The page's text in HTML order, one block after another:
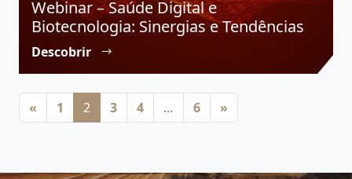
Webinar – Saúde Digital e
Biotecnologia: Sinergias e Tendências
Descobrir
Posts navigation
« 1 2 3 4 … 6 »